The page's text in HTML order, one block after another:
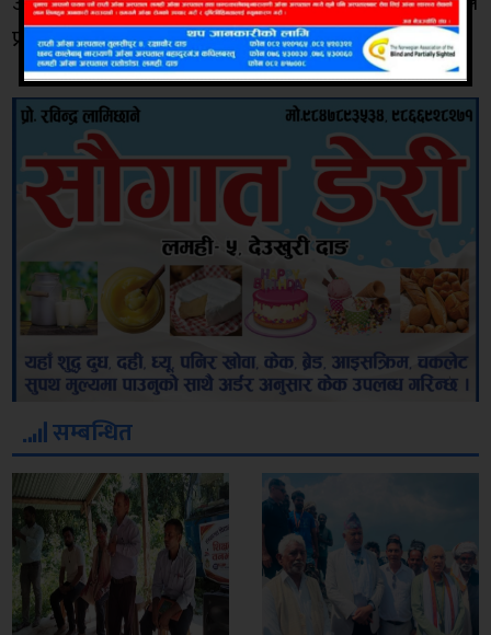
प्रबल सम्भावना देखिएको स्थानीयले बताएका छन् ।
सम्बन्धित